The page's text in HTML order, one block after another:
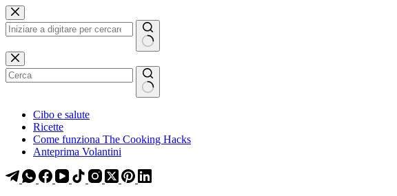
Salta
al
contenuto
Salta
al
contenuto
Nessun
risultato
Cibo e salute
Ricette
Come funziona The Cooking Hacks
Anteprima Volantini